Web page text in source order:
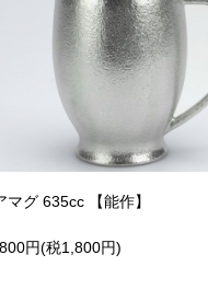
マグ 635cc 【能作】
円(税1,800円)